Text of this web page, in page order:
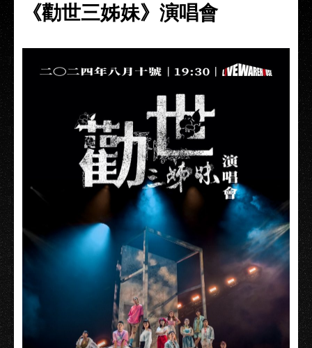
《勸世三姊妹》演唱會